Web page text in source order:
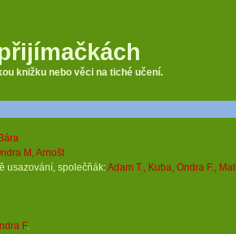
knižku nebo věci na tiché učení.
M, Arnošt
společňák:Adam T., Kuba, Ondra F.,
F.